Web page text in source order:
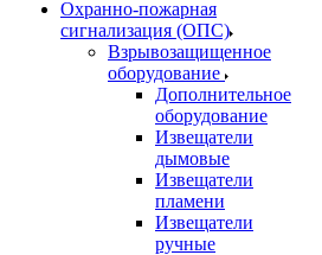
Охранно-пожарная
сигнализация (ОПС)
Взрывозащищенное
оборудование
Дополнительное
оборудование
Извещатели
дымовые
Извещатели
пламени
Извещатели
ручные